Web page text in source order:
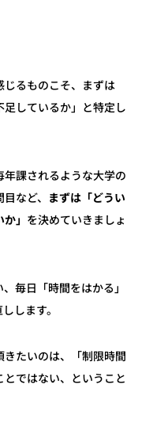
るものこそ、まずは
足しているか」と特定し
課されるような大学の
など、 まずは「どうい
」 を決めていきましょ
毎日「時間をはかる」
します。
たいのは、「制限時間
ではない、ということ